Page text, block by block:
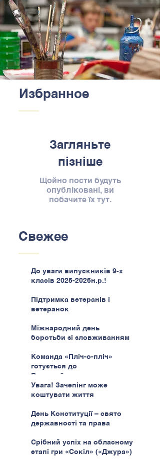
Избранное
Загляньте
пізніше
Щойно пости будуть
опубліковані, ви
побачите їх тут.
Свежее
До уваги випускників 9-х
класів 2025-2026н.р.!
Підтримка ветеранів і
ветеранок
Міжнародний день
боротьби зі зловживанням
Команда «Пліч-о-пліч»
готується до
Всеукраїнського етапу
Увага! Зачепінг може
коштувати життя
День Конституції – свято
державності та права
Срібний успіх на обласному
етапі гри «Сокіл» («Джура»)